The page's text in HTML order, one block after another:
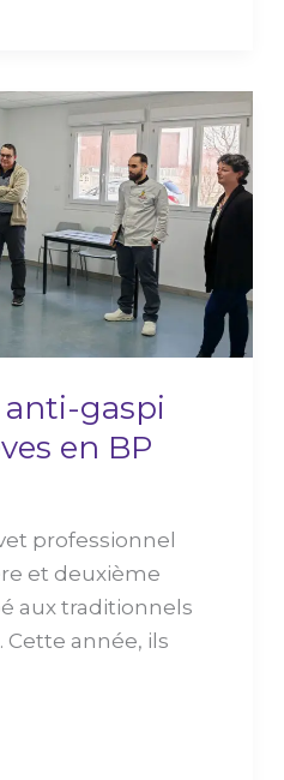
gaspi
en BP
professionnel
et deuxième
aux traditionnels
année, ils